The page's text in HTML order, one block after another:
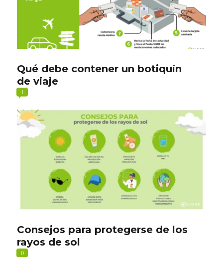
Qué debe contener un botiquín
de viaje
1
Consejos para protegerse de los
rayos de sol
0